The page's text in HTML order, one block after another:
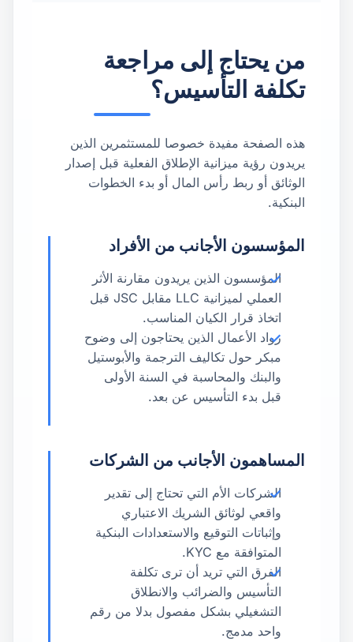
من يحتاج إلى مراجعة
تكلفة التأسيس؟
هذه الصفحة مفيدة خصوصا للمستثمرين الذين
يريدون رؤية ميزانية الإطلاق الفعلية قبل إصدار
الوثائق أو ربط رأس المال أو بدء الخطوات
البنكية.
المؤسسون الأجانب من الأفراد
المؤسسون الذين يريدون مقارنة الأثر
العملي لميزانية LLC مقابل JSC قبل
اتخاذ قرار الكيان المناسب.
رواد الأعمال الذين يحتاجون إلى وضوح
مبكر حول تكاليف الترجمة والأبوستيل
والبنك والمحاسبة في السنة الأولى
قبل بدء التأسيس عن بعد.
المساهمون الأجانب من الشركات
الشركات الأم التي تحتاج إلى تقدير
واقعي لوثائق الشريك الاعتباري
وإثباتات التوقيع والاستعدادات البنكية
المتوافقة مع KYC.
الفرق التي تريد أن ترى تكلفة
التأسيس والضرائب والانطلاق
التشغيلي بشكل مفصول بدلا من رقم
واحد مدمج.